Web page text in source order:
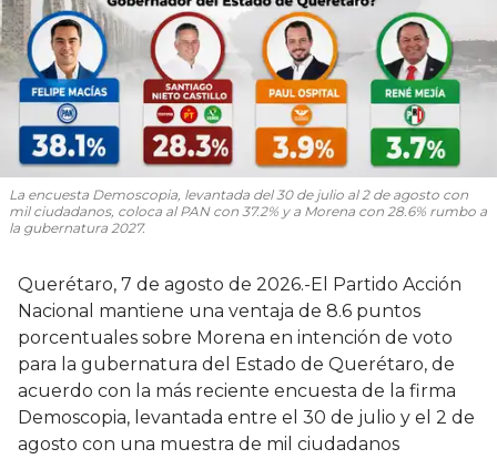
La encuesta Demoscopia, levantada del 30 de julio al 2 de agosto con
mil ciudadanos, coloca al PAN con 37.2% y a Morena con 28.6% rumbo a
la gubernatura 2027.
Querétaro, 7 de agosto de 2026.-El Partido Acción
Nacional mantiene una ventaja de 8.6 puntos
porcentuales sobre Morena en intención de voto
para la gubernatura del Estado de Querétaro, de
acuerdo con la más reciente encuesta de la firma
Demoscopia, levantada entre el 30 de julio y el 2 de
agosto con una muestra de mil ciudadanos